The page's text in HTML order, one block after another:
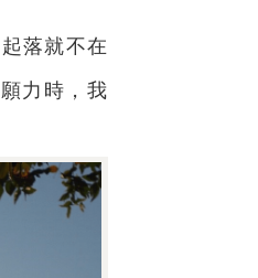
落就不在
力時，我